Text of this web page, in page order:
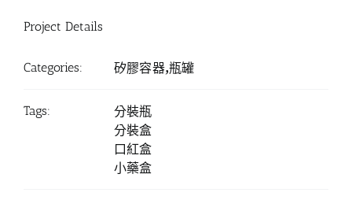
Project Details
Categories: 矽膠容器,瓶罐
Tags:
分裝瓶
分裝盒
口紅盒
小藥盒